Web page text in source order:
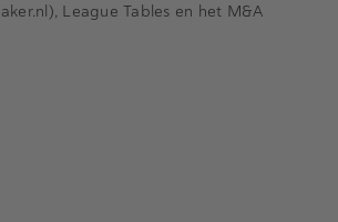
League Tables en het M&A